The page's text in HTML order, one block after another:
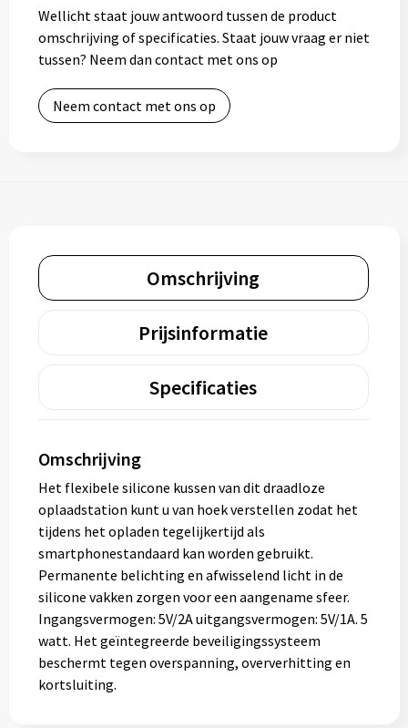
Wellicht staat jouw antwoord tussen de product
omschrijving of specificaties. Staat jouw vraag er niet
tussen? Neem dan contact met ons op
Neem contact met ons op
Omschrijving
Prijsinformatie
Specificaties
Omschrijving
Het flexibele silicone kussen van dit draadloze
oplaadstation kunt u van hoek verstellen zodat het
tijdens het opladen tegelijkertijd als
smartphonestandaard kan worden gebruikt.
Permanente belichting en afwisselend licht in de
silicone vakken zorgen voor een aangename sfeer.
Ingangsvermogen: 5V/2A uitgangsvermogen: 5V/1A. 5
watt. Het geïntegreerde beveiligingssysteem
beschermt tegen overspanning, oververhitting en
kortsluiting.